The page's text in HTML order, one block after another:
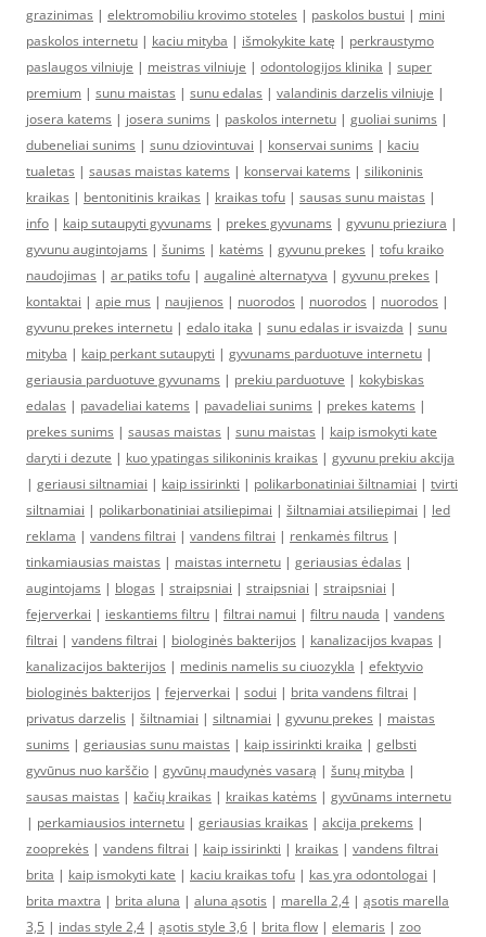
grazinimas | elektromobiliu krovimo stoteles | paskolos bustui | mini
paskolos internetu | kaciu mityba | išmokykite katę | perkraustymo
paslaugos vilniuje | meistras vilniuje | odontologijos klinika | super
premium | sunu maistas | sunu edalas | valandinis darzelis vilniuje |
josera katems | josera sunims | paskolos internetu | guoliai sunims |
dubeneliai sunims | sunu dziovintuvai | konservai sunims | kaciu
tualetas | sausas maistas katems | konservai katems | silikoninis
kraikas | bentonitinis kraikas | kraikas tofu | sausas sunu maistas |
info | kaip sutaupyti gyvunams | prekes gyvunams | gyvunu prieziura |
gyvunu augintojams | šunims | katėms | gyvunu prekes | tofu kraiko
naudojimas | ar patiks tofu | augalinė alternatyva | gyvunu prekes |
kontaktai | apie mus | naujienos | nuorodos | nuorodos | nuorodos |
gyvunu prekes internetu | edalo itaka | sunu edalas ir isvaizda | sunu
mityba | kaip perkant sutaupyti | gyvunams parduotuve internetu |
geriausia parduotuve gyvunams | prekiu parduotuve | kokybiskas
edalas | pavadeliai katems | pavadeliai sunims | prekes katems |
prekes sunims | sausas maistas | sunu maistas | kaip ismokyti kate
daryti i dezute | kuo ypatingas silikoninis kraikas | gyvunu prekiu akcija
| geriausi siltnamiai | kaip issirinkti | polikarbonatiniai šiltnamiai | tvirti
siltnamiai | polikarbonatiniai atsiliepimai | šiltnamiai atsiliepimai | led
reklama | vandens filtrai | vandens filtrai | renkamės filtrus |
tinkamiausias maistas | maistas internetu | geriausias ėdalas |
augintojams | blogas | straipsniai | straipsniai | straipsniai |
fejerverkai | ieskantiems filtru | filtrai namui | filtru nauda | vandens
filtrai | vandens filtrai | biologinės bakterijos | kanalizacijos kvapas |
kanalizacijos bakterijos | medinis namelis su ciuozykla | efektyvio
biologinės bakterijos | fejerverkai | sodui | brita vandens filtrai |
privatus darzelis | šiltnamiai | siltnamiai | gyvunu prekes | maistas
sunims | geriausias sunu maistas | kaip issirinkti kraika | gelbsti
gyvūnus nuo karščio | gyvūnų maudynės vasarą | šunų mityba |
sausas maistas | kačių kraikas | kraikas katėms | gyvūnams internetu
| perkamiausios internetu | geriausias kraikas | akcija prekems |
zooprekės | vandens filtrai | kaip issirinkti | kraikas | vandens filtrai
brita | kaip ismokyti kate | kaciu kraikas tofu | kas yra odontologai |
brita maxtra | brita aluna | aluna ąsotis | marella 2,4 | ąsotis marella
3,5 | indas style 2,4 | ąsotis style 3,6 | brita flow | elemaris | zoo